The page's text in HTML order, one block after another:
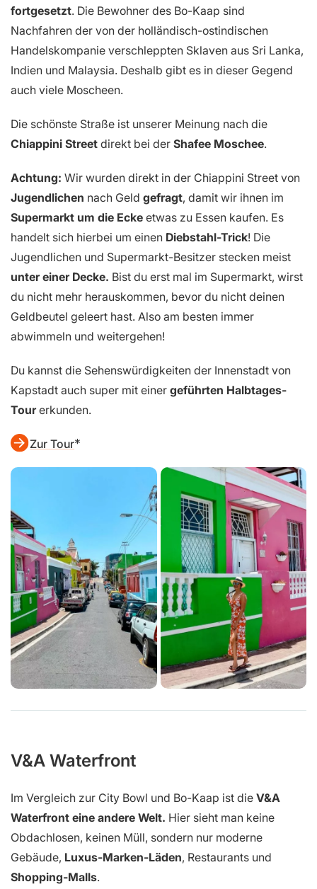
fortgesetzt. Die Bewohner des Bo-Kaap sind
Nachfahren der von der holländisch-ostindischen
Handelskompanie verschleppten Sklaven aus Sri Lanka,
Indien und Malaysia. Deshalb gibt es in dieser Gegend
auch viele Moscheen.
Die schönste Straße ist unserer Meinung nach die
Chiappini Street direkt bei der Shafee Moschee.
Achtung: Wir wurden direkt in der Chiappini Street von
Jugendlichen nach Geld gefragt, damit wir ihnen im
Supermarkt um die Ecke etwas zu Essen kaufen. Es
handelt sich hierbei um einen Diebstahl-Trick! Die
Jugendlichen und Supermarkt-Besitzer stecken meist
unter einer Decke. Bist du erst mal im Supermarkt, wirst
du nicht mehr herauskommen, bevor du nicht deinen
Geldbeutel geleert hast. Also am besten immer
abwimmeln und weitergehen!
Du kannst die Sehenswürdigkeiten der Innenstadt von
Kapstadt auch super mit einer geführten Halbtages-
Tourerkunden.
Zur Tour
V&A Waterfront
Im Vergleich zur City Bowl und Bo-Kaap ist die V&A
Waterfront eine andere Welt. Hier sieht man keine
Obdachlosen, keinen Müll, sondern nur moderne
Gebäude, Luxus-Marken-Läden, Restaurants und
Shopping-Malls.